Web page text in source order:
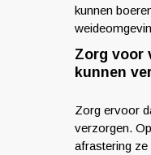
kunnen
Zorg voor
kunnen
Zorg ervoor
verzorgen.
afrastering ze